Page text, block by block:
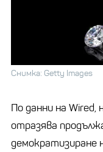
Снимка: Getty Images
По данни на
отразява
демократизиране